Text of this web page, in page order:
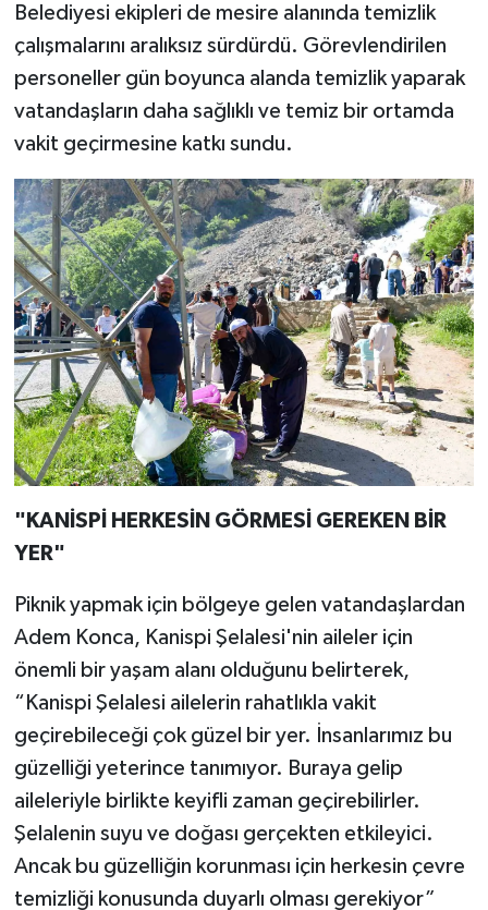
Belediyesi ekipleri de mesire alanında temizlik
çalışmalarını aralıksız sürdürdü. Görevlendirilen
personeller gün boyunca alanda temizlik yaparak
vatandaşların daha sağlıklı ve temiz bir ortamda
vakit geçirmesine katkı sundu.
"KANİSPİ HERKESİN GÖRMESİ GEREKEN BİR
YER"
Piknik yapmak için bölgeye gelen vatandaşlardan
Adem Konca, Kanispi Şelalesi'nin aileler için
önemli bir yaşam alanı olduğunu belirterek,
“Kanispi Şelalesi ailelerin rahatlıkla vakit
geçirebileceği çok güzel bir yer. İnsanlarımız bu
güzelliği yeterince tanımıyor. Buraya gelip
aileleriyle birlikte keyifli zaman geçirebilirler.
Şelalenin suyu ve doğası gerçekten etkileyici.
Ancak bu güzelliğin korunması için herkesin çevre
temizliği konusunda duyarlı olması gerekiyor”